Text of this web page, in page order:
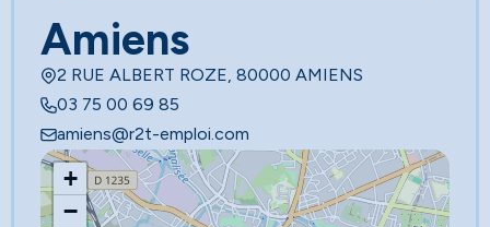
Amiens
2 RUE ALBERT ROZE, 80000 AMIENS
03 75 00 69 85
amiens@r2t-emploi.com
+
−